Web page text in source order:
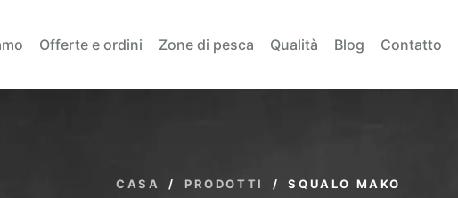
Offerte e ordini Zone di pesca Qualità Blog Contatto
CASA / PRODOTTI / SQUALO MAKO